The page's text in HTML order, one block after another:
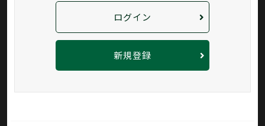
ログイン
新規登録